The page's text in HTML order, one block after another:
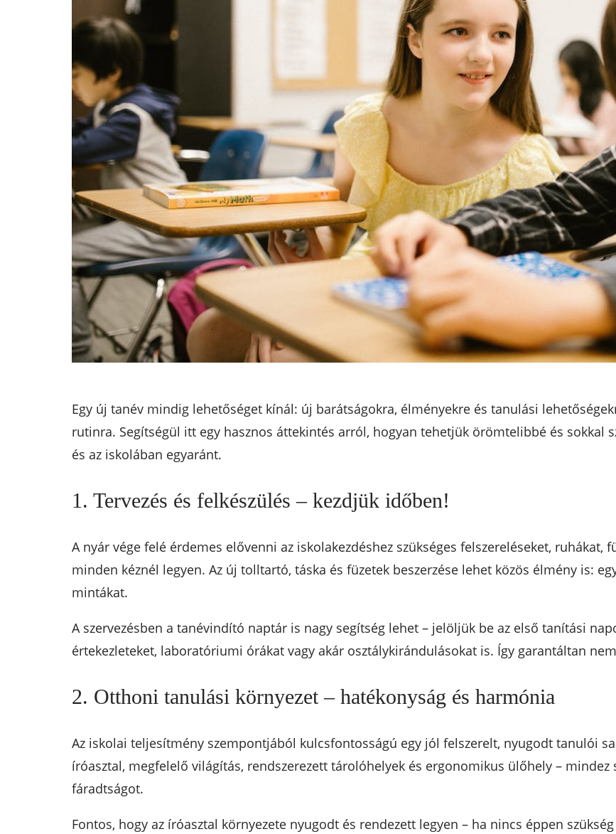
Egy új tanév mindig lehetőséget kínál: új barátságokra, élményekre és tanulási
rutinra. Segítségül itt egy hasznos áttekintés arról, hogyan tehetjük örömtelibbé és sokkal
és az iskolában egyaránt.
1. Tervezés és felkészülés – kezdjük időben!
A nyár vége felé érdemes elővenni az iskolakezdéshez szükséges felszereléseket, ruhákat,
minden kéznél legyen. Az új tolltartó, táska és füzetek beszerzése lehet közös élmény is:
mintákat.
A szervezésben a tanévindító naptár is nagy segítség lehet – jelöljük be az első tanítási
értekezleteket, laboratóriumi órákat vagy akár osztálykirándulásokat is. Így garantáltan
2. Otthoni tanulási környezet – hatékonyság és harmónia
Az iskolai teljesítmény szempontjából kulcsfontosságú egy jól felszerelt, nyugodt tanulói
íróasztal, megfelelő világítás, rendszerezett tárolóhelyek és ergonomikus ülőhely –
fáradtságot.
Fontos, hogy az íróasztal környezete nyugodt és rendezett legyen – ha nincs éppen